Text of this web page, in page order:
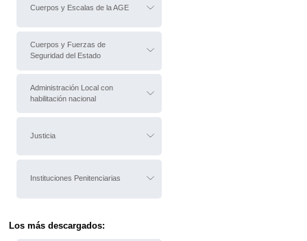
Cuerpos y Escalas de la AGE
Cuerpos y Fuerzas de
Seguridad del Estado
Administración Local con
habilitación nacional
Justicia
Instituciones Penitenciarias
Los más descargados: